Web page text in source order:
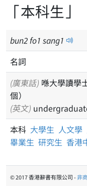
「本科生」
bun2fo1 sang1
名詞
(廣東話) 喺大學讀學
個）
(英文)
本科 大學生 人文學
畢業生 研究生 香港
© 2017 香港辭書有限公司 -非